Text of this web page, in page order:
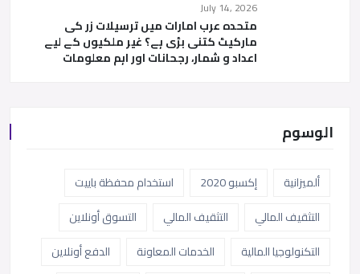
July 14, 2026
متحدہ عرب امارات میں ترسیلات زر کی
مارکیٹ کتنی بڑی ہے؟ غیر ملکیوں کے لیے
اعداد و شمار، رجحانات اور اہم معلومات
الوسوم
ألميزانية إكسبو 2020
استخدام محفظة باييت
التثقيف المالي
التثقيف المالي
التسوق أونلاين
التكنولوجيا المالية
الخدمات المعاونة
الدفع أونلاين